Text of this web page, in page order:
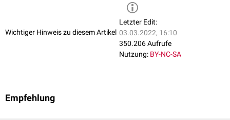
Wichtiger Hinweis zu diesem Artikel
Letzter Edit:
03.03.2022, 16:10
350.206 Aufrufe
Nutzung: BY-NC-SA
Empfehlung